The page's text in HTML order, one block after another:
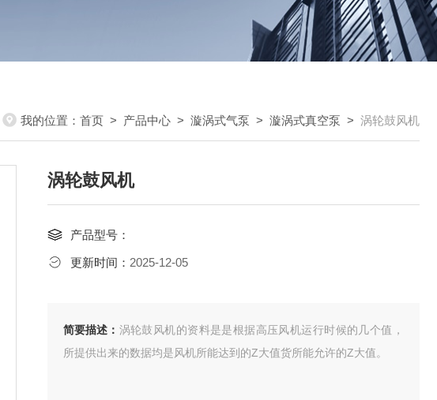
我的位置： 首页 > 产品中心 > 漩涡式气泵 > 漩涡式真空泵 > 涡轮鼓风机
涡轮鼓风机
产品型号：
更新时间： 2025-12-05
简要描述： 涡轮鼓风机的资料是是根据高压风机运行时候的几个值，
所提供出来的数据均是风机所能达到的Z大值货所能允许的Z大值。